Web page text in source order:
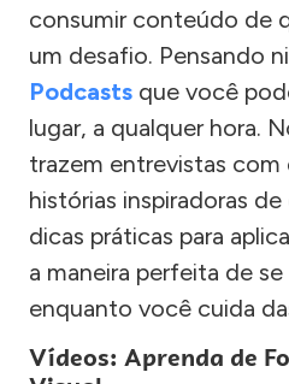
consumir conteúdo de
um desafio. Pensando
Podcasts que você
lugar, a qualquer hora.
trazem entrevistas com
histórias inspiradoras
dicas práticas para
a maneira perfeita de
enquanto você cuida
Vídeos: Aprenda de